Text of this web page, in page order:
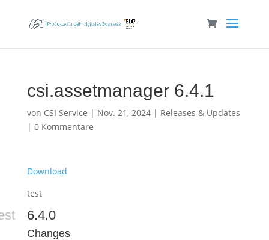
csi.assetmanager 6.4.1
von CSI Service | Nov. 21, 2024| Releases & Updates
| 0 Kommentare
Download
test
6.4.0
Changes